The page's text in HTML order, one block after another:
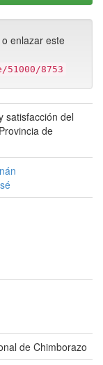
enlazar este
8753
satisfacción del
de
de Chimborazo